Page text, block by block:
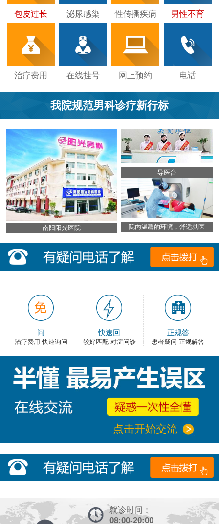
包皮过长 泌尿感染 性传播疾病 男性不育
治疗费用 在线挂号 网上预约 电话
我院规范男科诊疗新行标
南阳阳光医院
导医台
院内温馨的环境，舒适就医
问
治疗费用 快速询问
快速回
较好匹配 对症问诊
正规答
患者疑问 正规解答
点击开始交流
就诊时间：
08:00-20:00